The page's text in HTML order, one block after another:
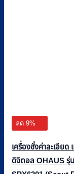
ลด 9%
เครื่องชั่งค่าละเอียด
ดิจิตอล OHAUS รุ่น